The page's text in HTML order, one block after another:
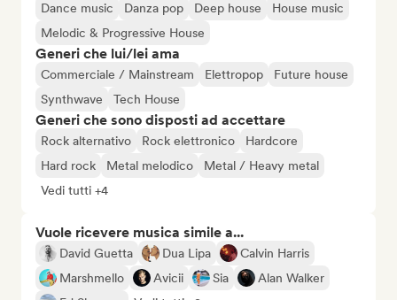
Dance music Danza pop Deep house
House music
Melodic & Progressive House
Generi che lui/lei ama
Commerciale / Mainstream Elettropop
Future house
Synthwave
Tech House
Generi che sono disposti ad accettare
Rock alternativo Rock elettronico
Hardcore
Hard rock
Metal melodico
Metal / Heavy metal
Vedi tutti +4
Vuole ricevere musica simile a...
David Guetta Dua Lipa
Calvin Harris
Marshmello
Avicii Sia
Alan Walker